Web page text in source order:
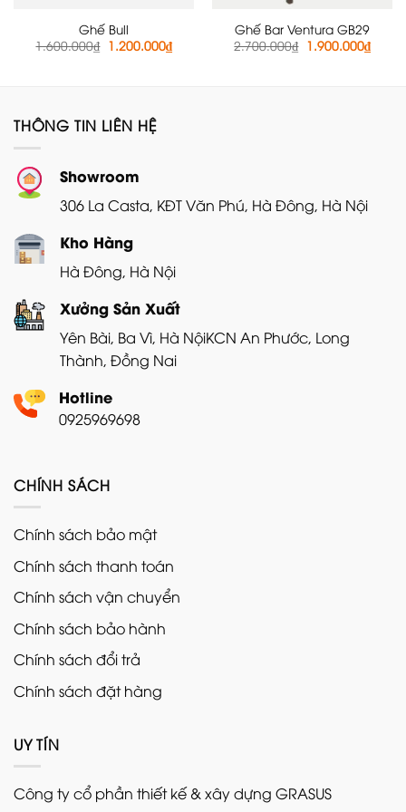
Ghế Bull
1.600.000₫ Giá
gốc
1.200.000₫Giá
hiện
Ghế Bar Ventura GB29
2.700.000₫ Giá
gốc
1.900.000₫Giá
hiện
THÔNG TIN LIÊN HỆ
Showroom
306 La Casta, KĐT Văn Phú, Hà Đông, Hà Nội
Kho Hàng
Hà Đông, Hà Nội
Xưởng Sản Xuất
Yên Bài, Ba Vì, Hà NộiKCN An Phước, Long
Thành, Đồng Nai
Hotline
0925969698
CHÍNH SÁCH
Chính sách bảo mật
Chính sách thanh toán
Chính sách vận chuyển
Chính sách bảo hành
Chính sách đổi trả
Chính sách đặt hàng
UY TÍN
Công ty cổ phần thiết kế & xây dựng GRASUS